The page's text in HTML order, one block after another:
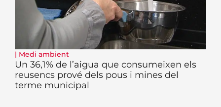
| Medi ambient
Un 36,1% de l’aigua que consumeixen els
reusencs prové dels pous i mines del
terme municipal